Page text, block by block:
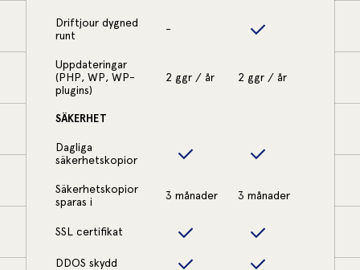
Driftjour dygned
runt
-
Uppdateringar
(PHP, WP, WP-
plugins)
2 ggr / år 2 ggr / år
SÄKERHET
Dagliga
säkerhetskopior
Säkerhetskopior
sparas i
3 månader 3 månader
SSL certifikat
DDOS skydd